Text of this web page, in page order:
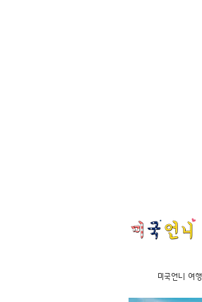
미국언니 여행